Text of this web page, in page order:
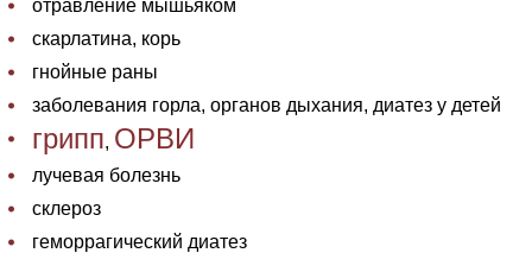
отравление мышьяком
скарлатина, корь
гнойные раны
заболевания горла, органов дыхания, диатез у детей
грипп, ОРВИ
лучевая болезнь
склероз
геморрагический диатез